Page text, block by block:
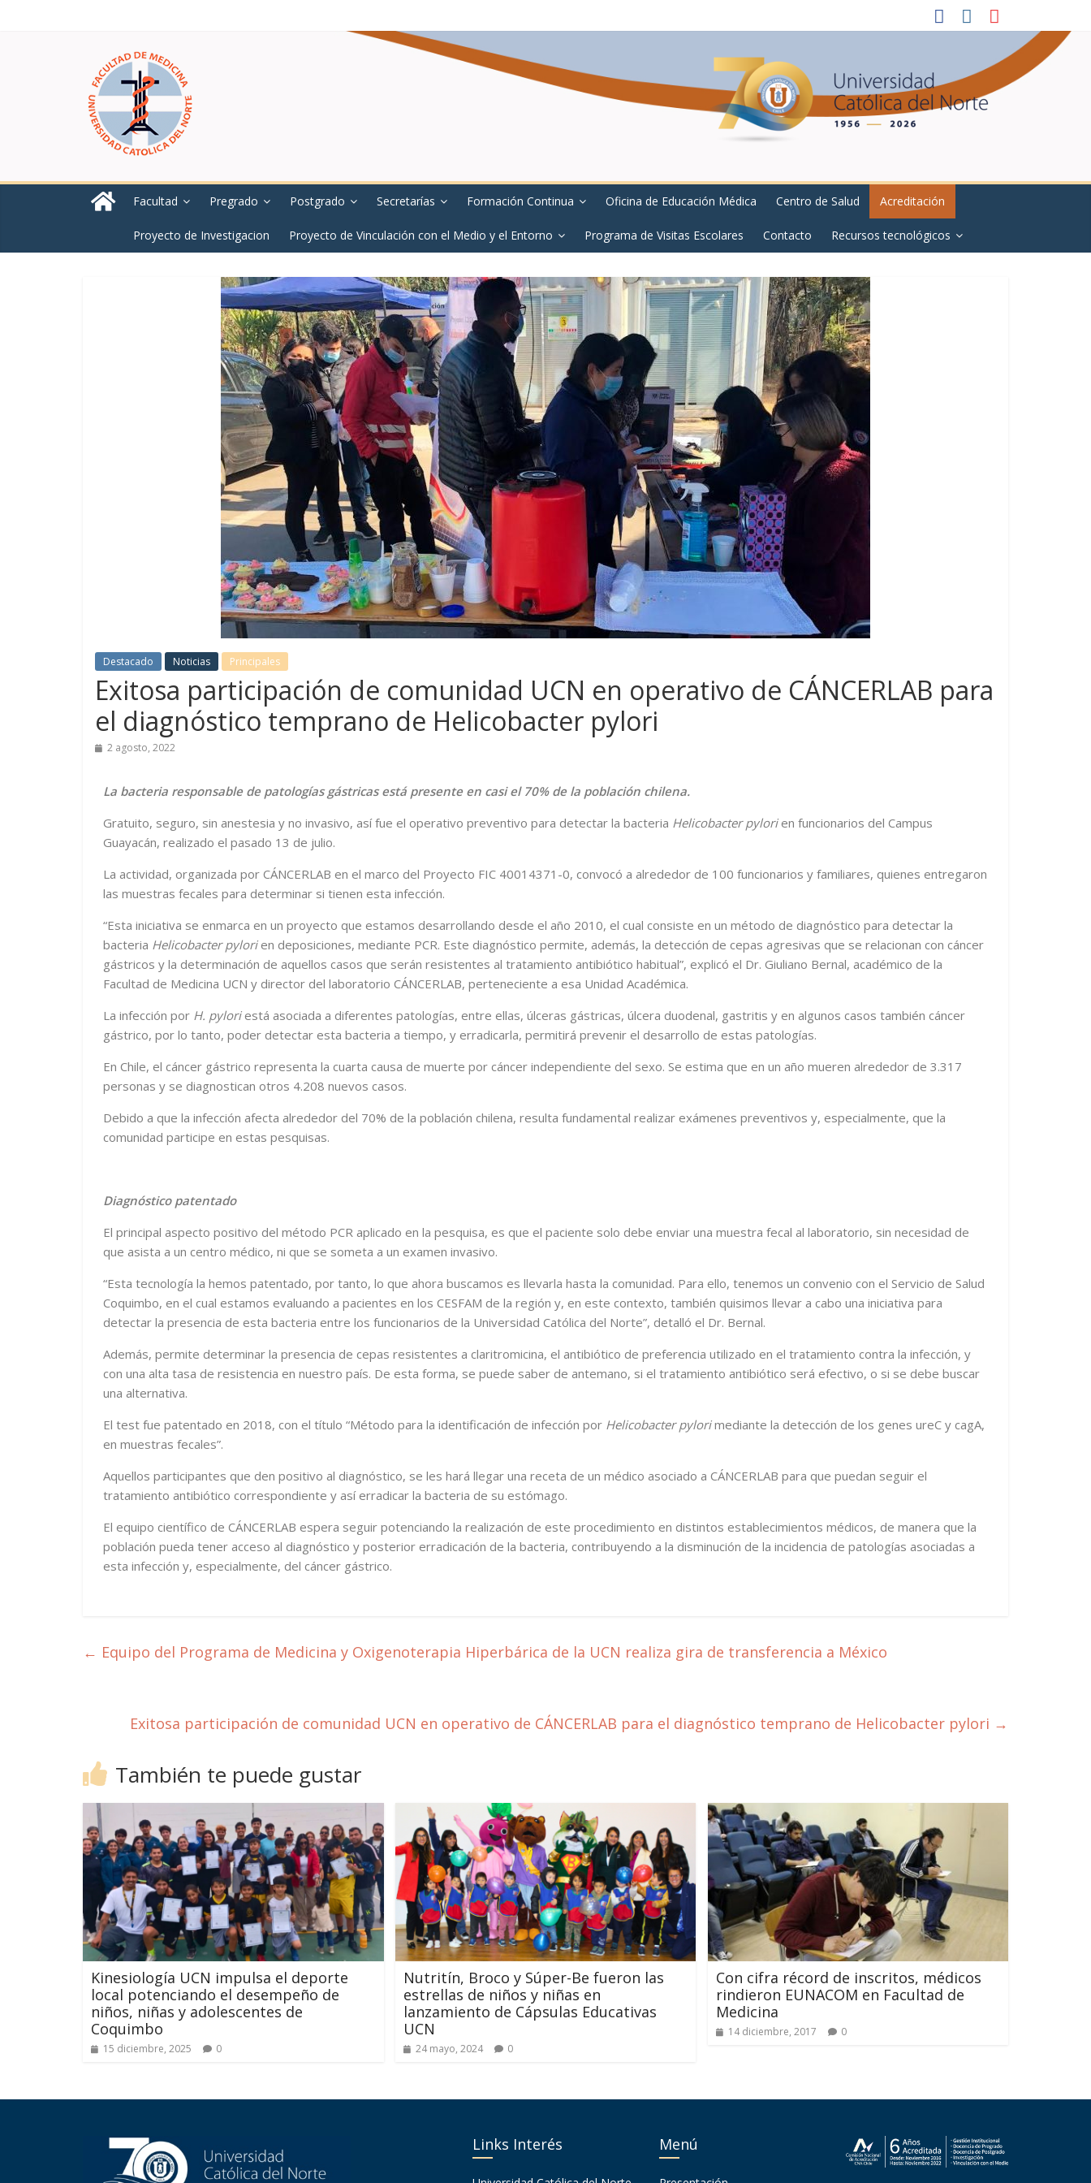
Facultad Pregrado Postgrado Secretarías Formación Continua Oficina de Educación Médica Centro de Salud Acreditación
Proyecto de Investigacion Proyecto de Vinculación con el Medio y el Entorno Programa de Visitas Escolares Contacto Recursos tecnológicos
Destacado Noticias Principales
Exitosa participación de comunidad UCN en operativo de CÁNCERLAB para
el diagnóstico temprano de Helicobacter pylori
2 agosto, 2022
La bacteria responsable de patologías gástricas está presente en casi el 70% de la población chilena.
Gratuito, seguro, sin anestesia y no invasivo, así fue el operativo preventivo para detectar la bacteria Helicobacter pylorien funcionarios del Campus
Guayacán, realizado el pasado 13 de julio.
La actividad, organizada por CÁNCERLAB en el marco del Proyecto FIC 40014371-0, convocó a alrededor de 100 funcionarios y familiares, quienes entregaron
las muestras fecales para determinar si tienen esta infección.
“Esta iniciativa se enmarca en un proyecto que estamos desarrollando desde el año 2010, el cual consiste en un método de diagnóstico para detectar la
bacteria Helicobacter pylorien deposiciones, mediante PCR. Este diagnóstico permite, además, la detección de cepas agresivas que se relacionan con cáncer
gástricos y la determinación de aquellos casos que serán resistentes al tratamiento antibiótico habitual”, explicó el Dr. Giuliano Bernal, académico de la
Facultad de Medicina UCN y director del laboratorio CÁNCERLAB, perteneciente a esa Unidad Académica.
La infección por H. pyloriestá asociada a diferentes patologías, entre ellas, úlceras gástricas, úlcera duodenal, gastritis y en algunos casos también cáncer
gástrico, por lo tanto, poder detectar esta bacteria a tiempo, y erradicarla, permitirá prevenir el desarrollo de estas patologías.
En Chile, el cáncer gástrico representa la cuarta causa de muerte por cáncer independiente del sexo. Se estima que en un año mueren alrededor de 3.317
personas y se diagnostican otros 4.208 nuevos casos.
Debido a que la infección afecta alrededor del 70% de la población chilena, resulta fundamental realizar exámenes preventivos y, especialmente, que la
comunidad participe en estas pesquisas.
Diagnóstico patentado
El principal aspecto positivo del método PCR aplicado en la pesquisa, es que el paciente solo debe enviar una muestra fecal al laboratorio, sin necesidad de
que asista a un centro médico, ni que se someta a un examen invasivo.
“Esta tecnología la hemos patentado, por tanto, lo que ahora buscamos es llevarla hasta la comunidad. Para ello, tenemos un convenio con el Servicio de Salud
Coquimbo, en el cual estamos evaluando a pacientes en los CESFAM de la región y, en este contexto, también quisimos llevar a cabo una iniciativa para
detectar la presencia de esta bacteria entre los funcionarios de la Universidad Católica del Norte”, detalló el Dr. Bernal.
Además, permite determinar la presencia de cepas resistentes a claritromicina, el antibiótico de preferencia utilizado en el tratamiento contra la infección, y
con una alta tasa de resistencia en nuestro país. De esta forma, se puede saber de antemano, si el tratamiento antibiótico será efectivo, o si se debe buscar
una alternativa.
El test fue patentado en 2018, con el título “Método para la identificación de infección por Helicobacter pylorimediante la detección de los genes ureC y cagA,
en muestras fecales”.
Aquellos participantes que den positivo al diagnóstico, se les hará llegar una receta de un médico asociado a CÁNCERLAB para que puedan seguir el
tratamiento antibiótico correspondiente y así erradicar la bacteria de su estómago.
El equipo científico de CÁNCERLAB espera seguir potenciando la realización de este procedimiento en distintos establecimientos médicos, de manera que la
población pueda tener acceso al diagnóstico y posterior erradicación de la bacteria, contribuyendo a la disminución de la incidencia de patologías asociadas a
esta infección y, especialmente, del cáncer gástrico.
← Equipo del Programa de Medicina y Oxigenoterapia Hiperbárica de la UCN realiza gira de transferencia a México
Exitosa participación de comunidad UCN en operativo de CÁNCERLAB para el diagnóstico temprano de Helicobacter pylori →
También te puede gustar
Kinesiología UCN impulsa el deporte
local potenciando el desempeño de
niños, niñas y adolescentes de
Coquimbo
15 diciembre, 2025 0
Nutritín, Broco y Súper-Be fueron las
estrellas de niños y niñas en
lanzamiento de Cápsulas Educativas
UCN
24 mayo, 2024 0
Con cifra récord de inscritos, médicos
rindieron EUNACOM en Facultad de
Medicina
14 diciembre, 2017 0
Links Interés Menú